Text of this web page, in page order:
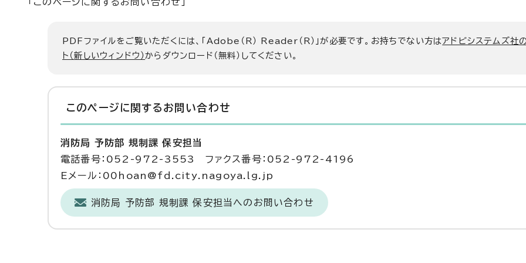
PDFファイルをご覧いただくには、「Adobe（R） Reader（R）」が必要です。お持ちでない方はアドビシステムズ社
ト（新しいウィンドウ）からダウンロード（無料）してください。
このページに関する お問い合わせ
消防局 予防部 規制課 保安担当
電話番号：052-972-3553 ファクス番号：052-972-4196
Eメール：00hoan@fd.city.nagoya.lg.jp
消防局 予防部 規制課 保安担当へのお問い合わせ